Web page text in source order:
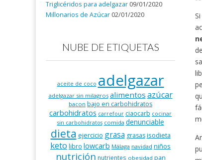
Triglicéridos para adelgazar 09/01/2020
Millonarios de Azúcar 02/01/2020
NUBE DE ETIQUETAS
aceite de coco adelgazar
adelgazar sin milagros alimentos azúcar
bacon bajo en carbohidratos
carbohidratos carrefour ciaocarb cocinar
sin carbohidratos comida denunciable
dieta ejercicio grasa grasas isodieta
keto libro lowcarb Málaga navidad niños
nutrición nutrientes obesidad pan